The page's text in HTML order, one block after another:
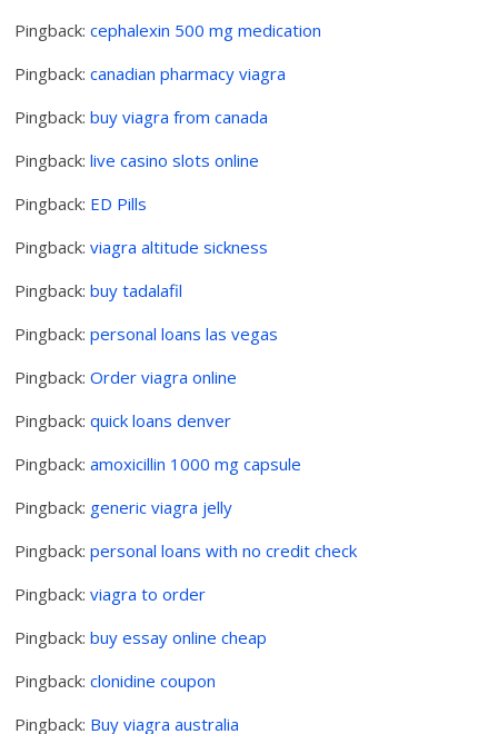
Pingback:cephalexin 500 mg medication
Pingback:canadian pharmacy viagra
Pingback:buy viagra from canada
Pingback:live casino slots online
Pingback: ED Pills
Pingback:viagra altitude sickness
Pingback:buy tadalafil
Pingback:personal loans las vegas
Pingback:Order viagra online
Pingback:quick loans denver
Pingback:amoxicillin 1000 mg capsule
Pingback: generic viagra jelly
Pingback:personal loans with no credit check
Pingback:viagra to order
Pingback:buy essay online cheap
Pingback:clonidine coupon
Pingback: Buy viagra australia